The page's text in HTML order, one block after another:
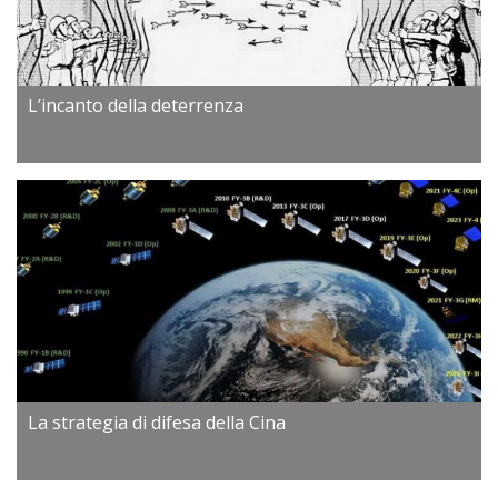
L’incanto della deterrenza
La strategia di difesa della Cina